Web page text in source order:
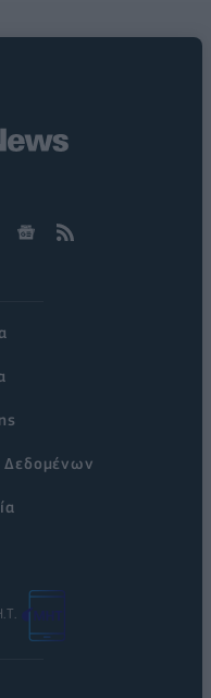
Δεδομένων